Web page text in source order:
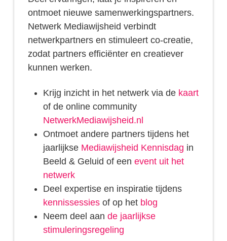
ontmoet nieuwe samenwerkingspartners.
Netwerk Mediawijsheid verbindt
netwerkpartners en stimuleert co-creatie,
zodat partners efficiënter en creatiever
kunnen werken.
Krijg inzicht in het netwerk via dekaart
of de online community
NetwerkMediawijsheid.nl
Ontmoet andere partners tijdens het
jaarlijkse Mediawijsheid Kennisdag in
Beeld & Geluid of een event uit het
netwerk
Deel expertise en inspiratie tijdens
kennissessiesof op het blog
Neem deel aan de jaarlijkse
stimuleringsregeling